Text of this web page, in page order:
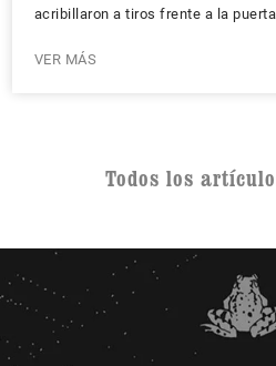
acribillaron a tiros frente a la
VER MÁS
Todos los